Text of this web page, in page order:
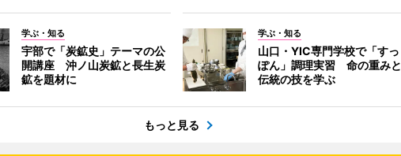
学ぶ・知る
宇部で「炭鉱史」テーマの公
開講座 沖ノ山炭鉱と長生炭
鉱を題材に
学ぶ・知る
山口・YIC専門学校で「すっ
ぽん」調理実習 命の重みと
伝統の技を学ぶ
もっと見る